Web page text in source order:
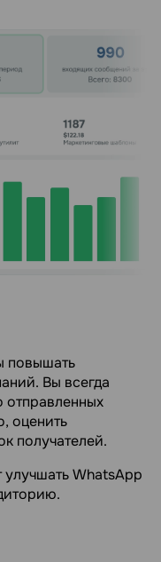
повышать
Вы всегда
отправленных
оценить
получателей.
улучшать WhatsApp